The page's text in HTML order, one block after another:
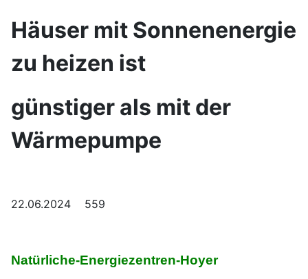
Häuser mit Sonnenenergie
zu heizen ist
günstiger als mit der
Wärmepumpe
22.06.2024 559
Natürliche-Energiezentren-Hoyer